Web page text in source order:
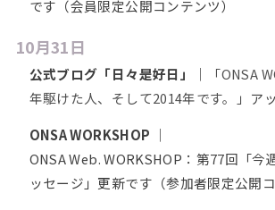
です（会員限定公開コンテンツ）
10月31日
公式ブログ「日々是好日」 ｜
「ONSA
年駆けた人、そして2014年です。」 ア
ONSA WORKSHOP ｜
ONSA Web. WORKSHOP：第77回「今
ッセージ」更新です（参加者限定公開コ